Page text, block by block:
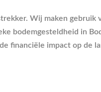
Wij maken gebruik
bodemgesteldheid in
financiële impact op de